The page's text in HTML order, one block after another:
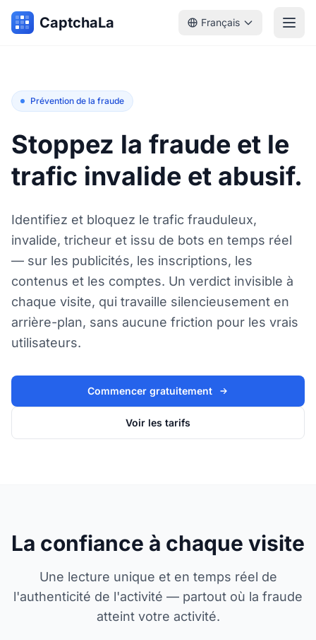
CaptchaLa Français
Prévention de la fraude
Stoppez la fraude et le
trafic invalide et abusif.
Identifiez et bloquez le trafic frauduleux,
invalide, tricheur et issu de bots en temps réel
— sur les publicités, les inscriptions, les
contenus et les comptes. Un verdict invisible à
chaque visite, qui travaille silencieusement en
arrière-plan, sans aucune friction pour les vrais
utilisateurs.
Commencer gratuitement
Voir les tarifs
La confiance à chaque visite
Une lecture unique et en temps réel de
l'authenticité de l'activité — partout où la fraude
atteint votre activité.